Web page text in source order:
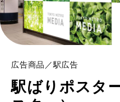
広告商品／駅広告
駅ばりポスタ